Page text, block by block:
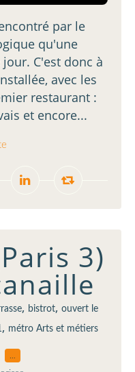
par le
qu'une
C'est donc à
avec les
restaurant :
et encore...
3)
, bistrot, ouvert le
, métro Arts et métiers